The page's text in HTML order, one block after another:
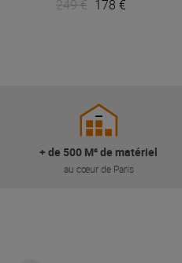
249 € 178 €
+ de 500 M² de matériel
au cœur de Paris